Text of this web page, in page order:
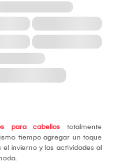
para cabellos totalmente
tiempo agregar un toque
invierno y las actividades al